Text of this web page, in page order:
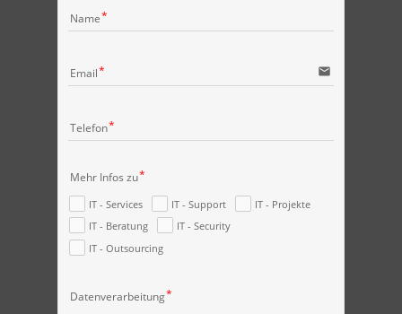
Name
Email email
Telefon
Mehr Infos zu
IT - Services IT - Support
IT - Projekte
IT - Beratung
IT - Security
IT - Outsourcing
Datenverarbeitung